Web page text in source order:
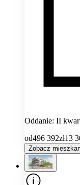
Oddanie: II
od496 392zł13
Zobacz